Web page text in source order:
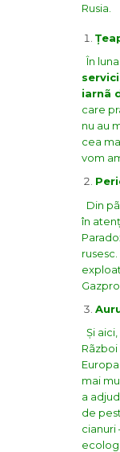
Rusia.
În
iarnã
care
nu au
cea
vom
Din
în
Și
mai
a
de
cianuri